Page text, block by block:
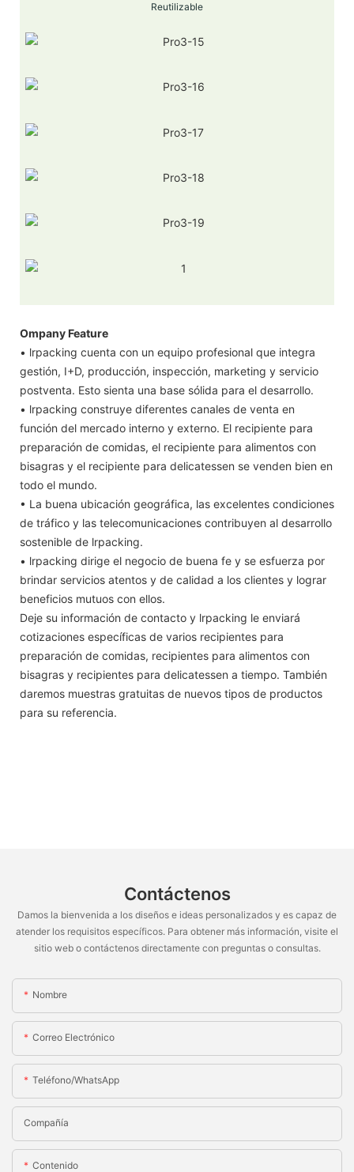
Reutilizable
Ompany Feature
• lrpacking cuenta con un equipo profesional que integra
gestión, I+D, producción, inspección, marketing y servicio
postventa. Esto sienta una base sólida para el desarrollo.
• lrpacking construye diferentes canales de venta en
función del mercado interno y externo. El recipiente para
preparación de comidas, el recipiente para alimentos con
bisagras y el recipiente para delicatessen se venden bien en
todo el mundo.
• La buena ubicación geográfica, las excelentes condiciones
de tráfico y las telecomunicaciones contribuyen al desarrollo
sostenible de lrpacking.
• lrpacking dirige el negocio de buena fe y se esfuerza por
brindar servicios atentos y de calidad a los clientes y lograr
beneficios mutuos con ellos.
Deje su información de contacto y lrpacking le enviará
cotizaciones específicas de varios recipientes para
preparación de comidas, recipientes para alimentos con
bisagras y recipientes para delicatessen a tiempo. También
daremos muestras gratuitas de nuevos tipos de productos
para su referencia.
Contáctenos
Damos la bienvenida a los diseños e ideas personalizados y es capaz de
atender los requisitos específicos. Para obtener más información, visite el
sitio web o contáctenos directamente con preguntas o consultas.
Nombre
Correo Electrónico
Teléfono/WhatsApp
Compañía
Contenido